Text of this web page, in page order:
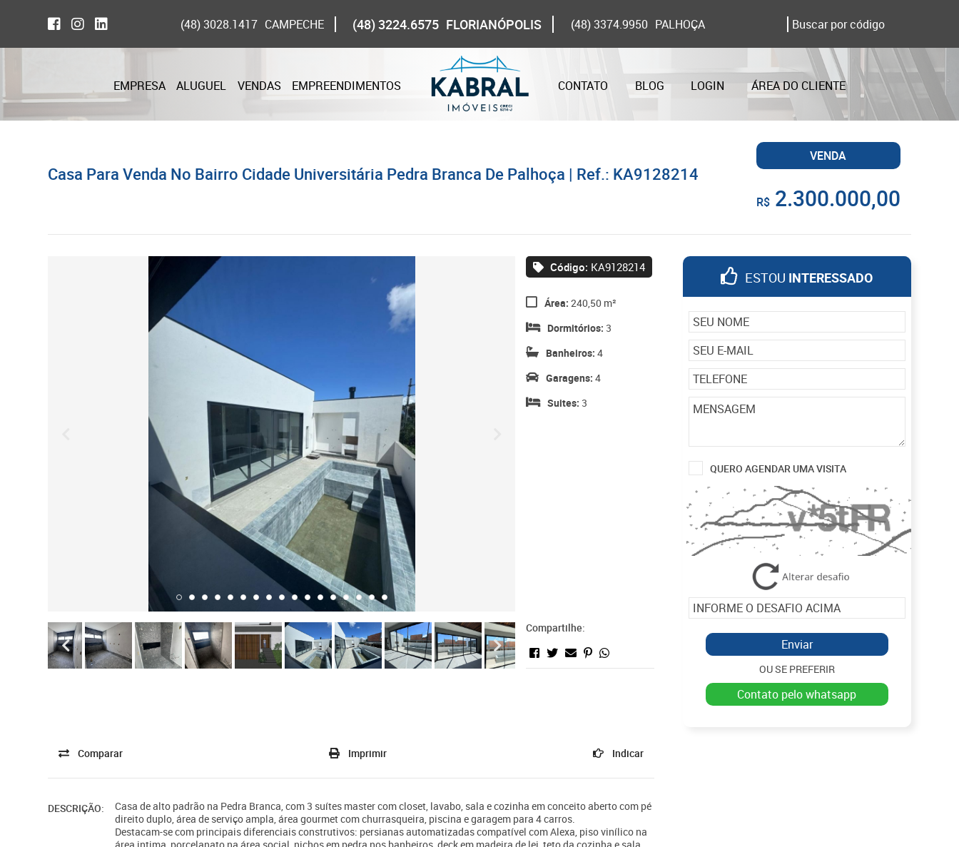
(48) 3028.1417 CAMPECHE (48) 3224.6575 FLORIANÓPOLIS (48) 3374.9950 PALHOÇA
EMPRESA ALUGUEL VENDAS EMPREENDIMENTOS CONTATO BLOG LOGIN ÁREA DO CLIENTE
Casa Para Venda No Bairro Cidade Universitária Pedra Branca De Palhoça | Ref.: KA9128214
VENDA
R$2.300.000,00
ESTOU INTERESSADO
QUERO AGENDAR UMA VISITA
Enviar
OU SE PREFERIR
contato pelo whatsapp
Código: KA9128214
Área: 240,50 m²
Dormitórios: 3
Banheiros: 4
Garagens: 4
Suites: 3
Compartilhe:
Comparar Imprimir Indicar
DESCRIÇÃO:
Casa de alto padrão na Pedra Branca, com 3 suítes master com closet, lavabo, sala e cozinha em conceito aberto com pé
direito duplo, área de serviço ampla, área gourmet com churrasqueira, piscina e garagem para 4 carros.
Destacam-se com principais diferenciais construtivos: persianas automatizadas compatível com Alexa, piso vinílico na